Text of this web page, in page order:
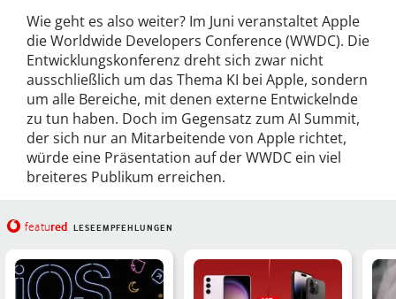
Wie geht es also weiter? Im Juni veranstaltet Apple
die Worldwide Developers Conference (WWDC). Die
Entwicklungskonferenz dreht sich zwar nicht
ausschließlich um das Thema KI bei Apple, sondern
um alle Bereiche, mit denen externe Entwickelnde
zu tun haben. Doch im Gegensatz zum AI Summit,
der sich nur an Mitarbeitende von Apple richtet,
würde eine Präsentation auf der WWDC ein viel
breiteres Publikum erreichen.
featured LESEEMPFEHLUNGEN